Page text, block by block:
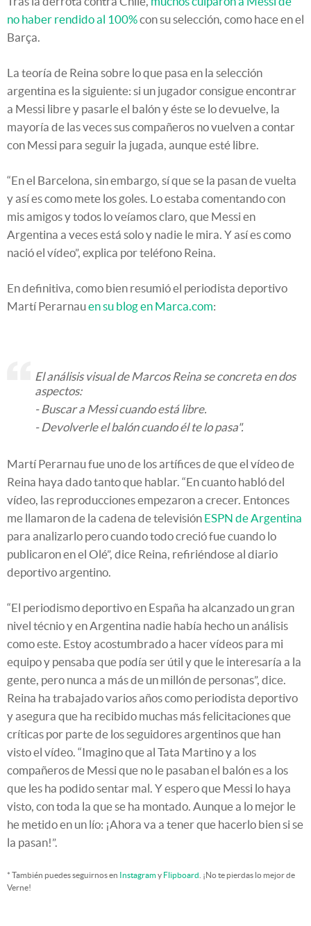
no haber rendido al 100%con su selección, como hace en el
Barça.
La teoría de Reina sobre lo que pasa en la selección
argentina es la siguiente: si un jugador consigue encontrar
a Messi libre y pasarle el balón y éste se lo devuelve, la
mayoría de las veces sus compañeros no vuelven a contar
con Messi para seguir la jugada, aunque esté libre.
“En el Barcelona, sin embargo, sí que se la pasan de vuelta
y así es como mete los goles. Lo estaba comentando con
mis amigos y todos lo veíamos claro, que Messi en
Argentina a veces está solo y nadie le mira. Y así es como
nació el vídeo”, explica por teléfono Reina.
En definitiva, como bien resumió el periodista deportivo
Martí Perarnauen su blog en Marca.com:
El análisis visual de Marcos Reina se concreta en dos
aspectos:
- Buscar a Messi cuando está libre.
- Devolverle el balón cuando él te lo pasa".
Martí Perarnau fue uno de los artífices de que el vídeo de
Reina haya dado tanto que hablar. “En cuanto habló del
vídeo, las reproducciones empezaron a crecer. Entonces
me llamaron de la cadena de televisión ESPN de Argentina
para analizarlo pero cuando todo creció fue cuando lo
publicaron en el Olé”, dice Reina, refiriéndose al diario
deportivo argentino.
“El periodismo deportivo en España ha alcanzado un gran
nivel técnio y en Argentina nadie había hecho un análisis
como este. Estoy acostumbrado a hacer vídeos para mi
equipo y pensaba que podía ser útil y que le interesaría a la
gente, pero nunca a más de un millón de personas”, dice.
Reina ha trabajado varios años como periodista deportivo
y asegura que ha recibido muchas más felicitaciones que
críticas por parte de los seguidores argentinos que han
visto el vídeo. “Imagino que al Tata Martino y a los
compañeros de Messi que no le pasaban el balón es a los
que les ha podido sentar mal. Y espero que Messi lo haya
visto, con toda la que se ha montado. Aunque a lo mejor le
he metido en un lío: ¡Ahora va a tener que hacerlo bien si se
la pasan!”.
* También puedes seguirnos en Instagramy Flipboard . ¡No te pierdas lo mejor de
Verne!